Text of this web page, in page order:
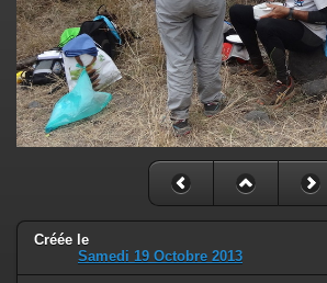
Créée le
Samedi 19 Octobre 2013